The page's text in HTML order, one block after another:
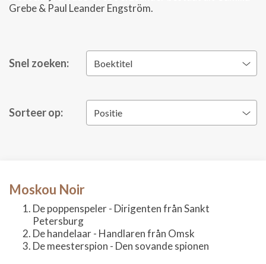
Grebe & Paul Leander Engström.
Snel zoeken: Boektitel
Sorteer op: Positie
Moskou Noir
De poppenspeler - Dirigenten från Sankt
Petersburg
De handelaar - Handlaren från Omsk
De meesterspion - Den sovande spionen